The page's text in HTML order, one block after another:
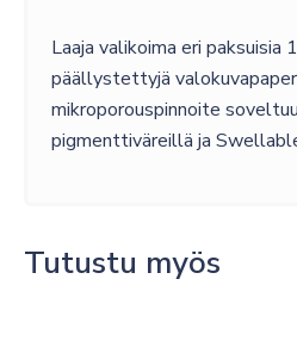
Laaja valikoima eri
päällystettyjä
mikroporouspinnoite
pigmenttiväreillä ja
Tutustu myös